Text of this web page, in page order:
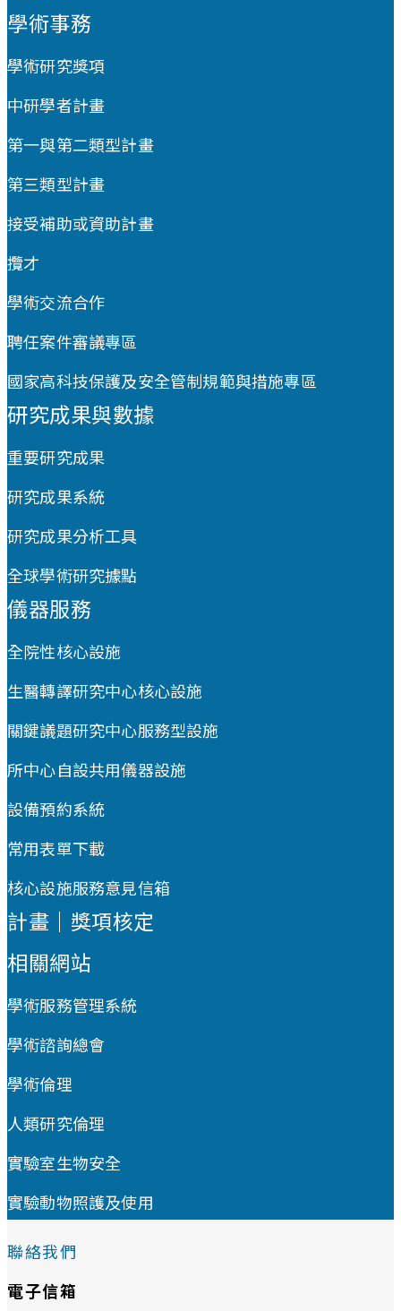
學術事務
學術研究獎項
中研學者計畫
第一與第二類型計畫
第三類型計畫
接受補助或資助計畫
攬才
學術交流合作
聘任案件審議專區
國家高科技保護及安全管制規範與措施專區
研究成果與數據
重要研究成果
研究成果系統
研究成果分析工具
全球學術研究據點
儀器服務
全院性核心設施
生醫轉譯研究中心核心設施
關鍵議題研究中心服務型設施
所中心自設共用儀器設施
設備預約系統
常用表單下載
核心設施服務意見信箱
計畫｜獎項核定
相關網站
學術服務管理系統
學術諮詢總會
學術倫理
人類研究倫理
實驗室生物安全
實驗動物照護及使用
聯絡我們
電子信箱